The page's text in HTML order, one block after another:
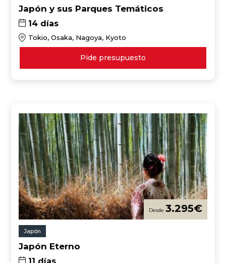
Japón y sus Parques Temáticos
14 días
Tokio, Osaka, Nagoya, Kyoto
Pide presupuesto
3.295€
Japón
Japón Eterno